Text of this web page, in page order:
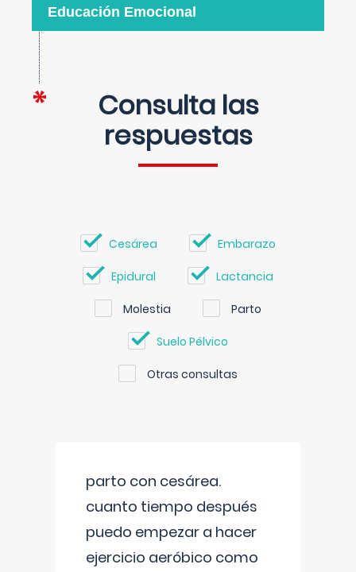
Educación Emocional
Consulta las
respuestas
Cesárea Embarazo
Epidural Lactancia
Molestia Parto
Suelo Pélvico
Otras consultas
parto con cesárea.
cuanto tiempo después
puedo empezar a hacer
ejercicio aeróbico como